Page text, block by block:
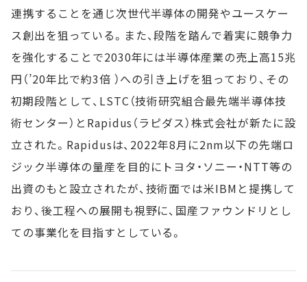
連携することを通じ次世代半導体の開発やユースケー
ス創出を狙っている。また、段階を踏んで着実に競争力
を強化することで2030年には半導体産業の売上高15兆
円（’20年比で約3倍 ）への引き上げを狙っており、その
初期段階として、LSTC（技術研究組合最先端半導体技
術センター）とRapidus（ラピダス）株式会社が新たに設
立された。Rapidusは、2022年8月に2nm以下の先端ロ
ジック半導体の量産を目的にトヨタ・ソニー・NTT等の
出資のもと設立されたが、技術面では米IBMと提携して
おり、後工程への展開も視野に、国産ファウンドリとし
ての事業化を目指すとしている。